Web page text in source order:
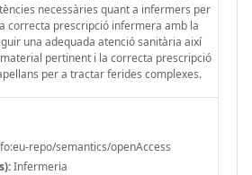
necessàries quant a infermers per
correcta prescripció infermera amb la
una adequada atenció sanitària així
pertinent i la correcta prescripció
per a tractar ferides complexes.
repo/semantics/openAccess
Infermeria